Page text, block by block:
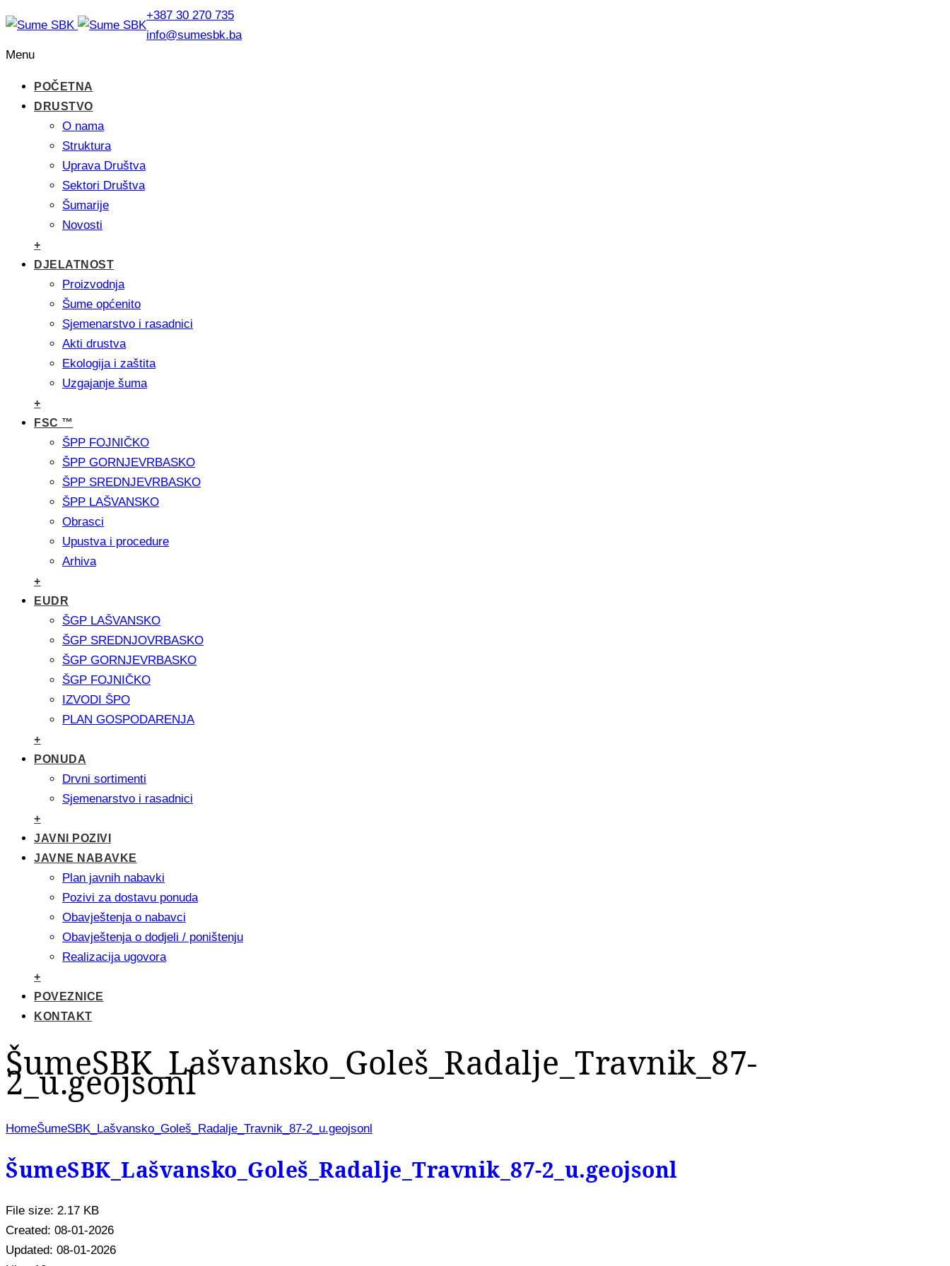
+387 30 270 735
info@sumesbk.ba
Menu
POČETNA
DRUSTVO
O nama
Struktura
Uprava Društva
Sektori Društva
Šumarije
Novosti
+
DJELATNOST
Proizvodnja
Šume općenito
Sjemenarstvo i rasadnici
Akti drustva
Ekologija i zaštita
Uzgajanje šuma
+
FSC ™
ŠPP FOJNIČKO
ŠPP GORNJEVRBASKO
ŠPP SREDNJEVRBASKO
ŠPP LAŠVANSKO
Obrasci
Upustva i procedure
Arhiva
+
EUDR
ŠGP LAŠVANSKO
ŠGP SREDNJOVRBASKO
ŠGP GORNJEVRBASKO
ŠGP FOJNIČKO
IZVODI ŠPO
PLAN GOSPODARENJA
+
PONUDA
Drvni sortimenti
Sjemenarstvo i rasadnici
+
JAVNI POZIVI
JAVNE NABAVKE
Plan javnih nabavki
Pozivi za dostavu ponuda
Obavještenja o nabavci
Obavještenja o dodjeli / poništenju
Realizacija ugovora
+
POVEZNICE
KONTAKT
ŠumeSBK_Lašvansko_Goleš_Radalje_Travnik_87-
2_u.geojsonl
HomeŠumeSBK_Lašvansko_Goleš_Radalje_Travnik_87-2_u.geojsonl
ŠumeSBK_Lašvansko_Goleš_Radalje_Travnik_87-2_u.geojsonl
File size: 2.17 KB
Created: 08-01-2026
Updated: 08-01-2026